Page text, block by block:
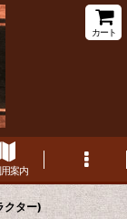
カート
案内
クター)